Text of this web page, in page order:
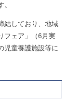
結しており、地域
フェア」（6月実
児童養護施設等に